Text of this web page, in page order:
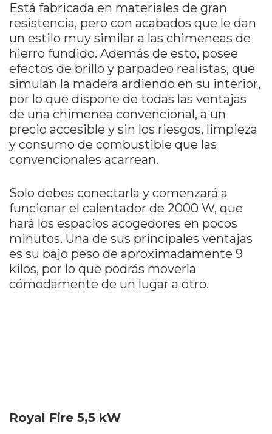
Está fabricada en materiales de gran
resistencia, pero con acabados que le dan
un estilo muy similar a las chimeneas de
hierro fundido. Además de esto, posee
efectos de brillo y parpadeo realistas, que
simulan la madera ardiendo en su interior,
por lo que dispone de todas las ventajas
de una chimenea convencional, a un
precio accesible y sin los riesgos, limpieza
y consumo de combustible que las
convencionales acarrean.
Solo debes conectarla y comenzará a
funcionar el calentador de 2000 W, que
hará los espacios acogedores en pocos
minutos. Una de sus principales ventajas
es su bajo peso de aproximadamente 9
kilos, por lo que podrás moverla
cómodamente de un lugar a otro.
Royal Fire 5,5 kW